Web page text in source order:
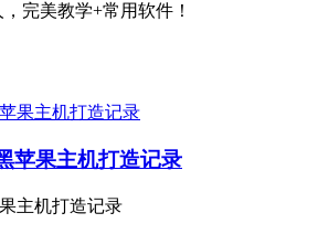
完美教学+常用软件！
苹果主机打造记录
主机打造记录